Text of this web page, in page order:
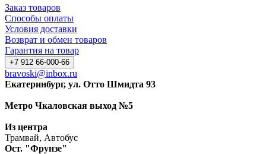
Заказ товаров
Способы оплаты
Условия доставки
Возврат и обмен товаров
Гарантия на товар
+7 912 66-000-66
bravoski@inbox.ru
Екатеринбург, ул. Отто Шмидта 93
Метро Чкаловская выход №5
Из центра
Трамвай, Автобус
Ост. "Фрунзе"